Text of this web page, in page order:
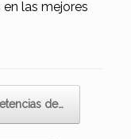
las mejores
de…